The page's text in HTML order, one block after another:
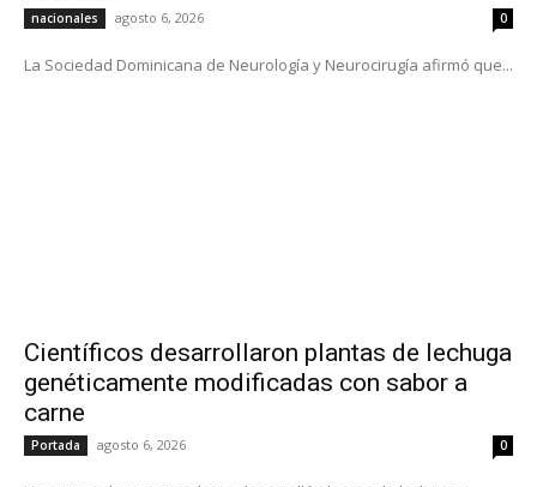
nacionales agosto 6, 2026 0
La Sociedad Dominicana de Neurología y Neurocirugía afirmó que...
Científicos desarrollaron plantas de lechuga
genéticamente modificadas con sabor a
carne
Portada agosto 6, 2026 0